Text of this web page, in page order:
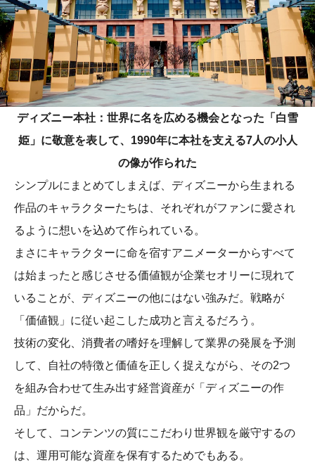
ディズニー本社：世界に名を広める機会となった「白雪
姫」に敬意を表して、1990年に本社を支える7人の小人
の像が作られた
シンプルにまとめてしまえば、ディズニーから生まれる
作品のキャラクターたちは、それぞれがファンに愛され
るように想いを込めて作られている。
まさにキャラクターに命を宿すアニメーターからすべて
は始まったと感じさせる価値観が企業セオリーに現れて
いることが、ディズニーの他にはない強みだ。戦略が
「価値観」に従い起こした成功と言えるだろう。
技術の変化、消費者の嗜好を理解して業界の発展を予測
して、自社の特徴と価値を正しく捉えながら、その2つ
を組み合わせて生み出す経営資産が「ディズニーの作
品」だからだ。
そして、コンテンツの質にこだわり世界観を厳守するの
は、運用可能な資産を保有するためでもある。